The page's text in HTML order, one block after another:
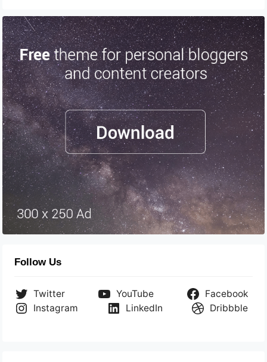
Follow Us
Twitter YouTube
Facebook
Instagram
LinkedIn Dribbble